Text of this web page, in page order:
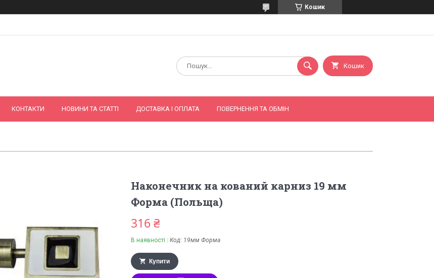
Кошик
Кошик
КОНТАКТИ НОВИНИ ТА СТАТТІ ДОСТАВКА І ОПЛАТА ПОВЕРНЕННЯ ТА ОБМІН
Наконечник на кований карниз 19 мм
Форма (Польща)
316 ₴
В наявності Код: 19мм Форма
Купити